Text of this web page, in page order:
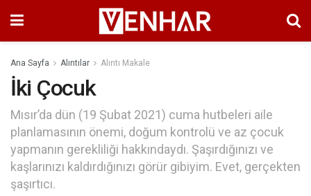
Ana Sayfa Alıntılar Alıntı Makale
İki Çocuk
Mısır’da dün (19 Şubat 2021) cuma hutbeleri aile
planlamasının önemi, doğum kontrolü ve az çocuk
yapmanın gerekliliği hakkındaydı. Şaşırdığınızı ve
kaşlarınızı kaldırdığınızı görür gibiyim. Evet, gerçekten
şaşırtıcı.